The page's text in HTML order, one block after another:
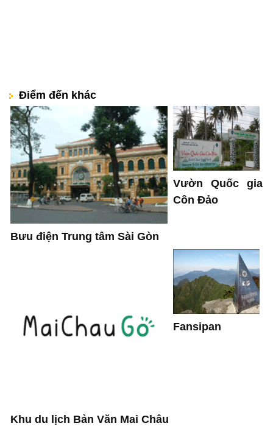
Điểm đến khác
Bưu điện Trung tâm Sài Gòn
Vườn Quốc gia
Côn Đảo
Khu du lịch Bản Văn Mai Châu
Fansipan